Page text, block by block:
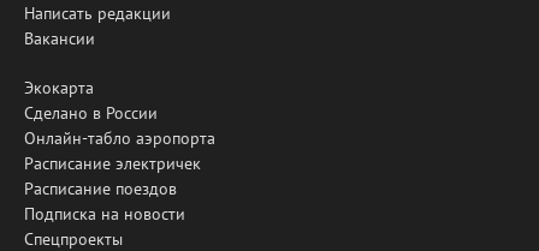
Написать редакции
Вакансии
Экокарта
Сделано в России
Онлайн-табло аэропорта
Расписание электричек
Расписание поездов
Подписка на новости
Спецпроекты